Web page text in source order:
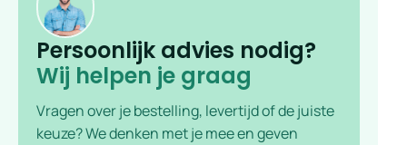
Persoonlijk advies nodig?
Wij helpen je graag
Vragen over je bestelling, levertijd of de juiste
keuze? We denken met je mee en geven